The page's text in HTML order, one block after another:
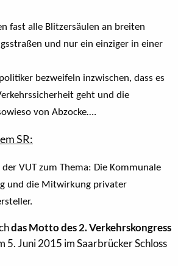
fast alle Blitzersäulen an breiten
und nur ein einziger in einer
bezweifeln inzwischen, dass es
geht und die
von Abzocke….
SR:
VUT zum Thema: Die Kommunale
und die Mitwirkung privater
das Motto des 2. Verkehrskongress
5. Juni 2015 im Saarbrücker Schloss